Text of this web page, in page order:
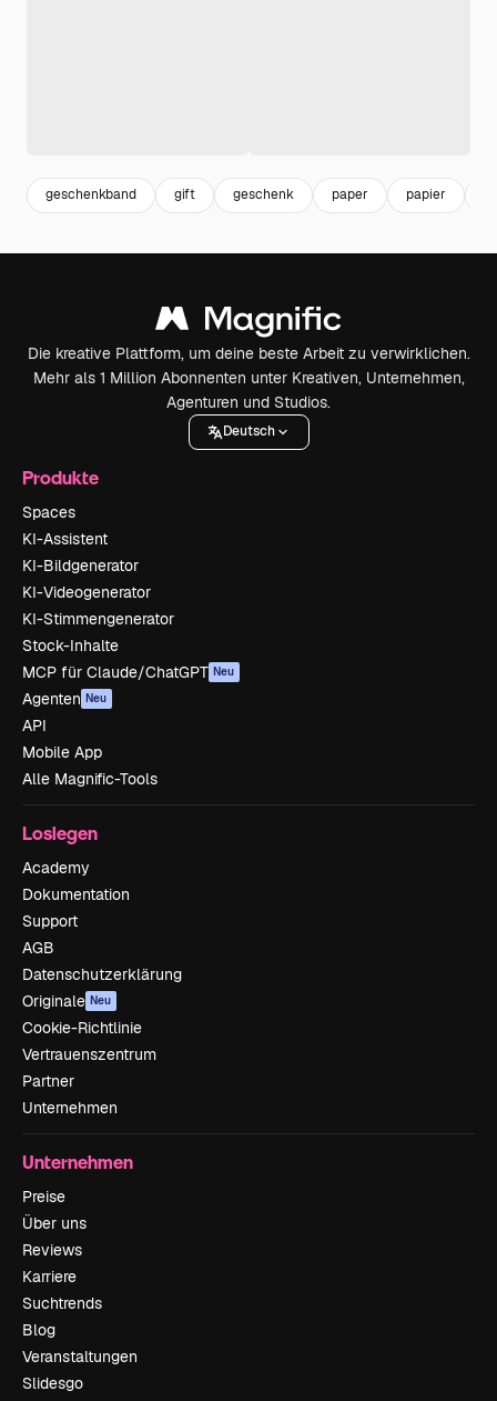
geschenkband gift geschenk paper papier
Die kreative Plattform, um deine beste Arbeit zu verwirklichen.
Mehr als 1 Million Abonnenten unter Kreativen, Unternehmen,
Agenturen und Studios.
Deutsch
Produkte
Spaces
KI-Assistent
KI-Bildgenerator
KI-Videogenerator
KI-Stimmengenerator
Stock-Inhalte
MCP für Claude/ChatGPT Neu
Agenten Neu
API
Mobile App
Alle Magnific-Tools
Loslegen
Academy
Dokumentation
Support
AGB
Datenschutzerklärung
Originale Neu
Cookie-Richtlinie
Vertrauenszentrum
Partner
Unternehmen
Unternehmen
Preise
Über uns
Reviews
Karriere
Suchtrends
Blog
Veranstaltungen
Slidesgo